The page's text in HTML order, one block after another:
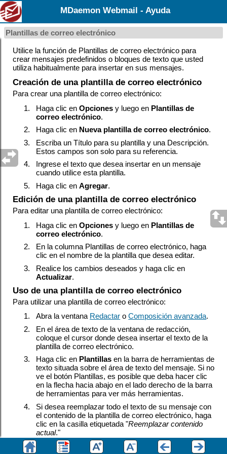
MDaemon Webmail - Ayuda
Plantillas de correo electrónico
Utilice la función de Plantillas de correo electrónico para
crear mensajes predefinidos o bloques de texto que usted
utiliza habitualmente para insertar en sus mensajes.
Creación de una plantilla de correo electrónico
Para crear una plantilla de correo electrónico:
1.
Haga clic enOpciones y luego en Plantillas de
correo electrónico.
2.
Haga clic en Nueva plantilla de correo electrónico.
3.
Escriba un Título para su plantilla y una Descripción.
Estos campos son solo para su referencia.
4.
Ingrese el texto que desea insertar en un mensaje
cuando utilice esta plantilla.
5.
Haga clic enAgregar.
Edición de una plantilla de correo electrónico
Para editar una plantilla de correo electrónico:
1.
Haga clic enOpciones y luego en Plantillas de
correo electrónico.
2.
En la columna Plantillas de correo electrónico, haga
clic en el nombre de la plantilla que desea editar.
3.
Realice los cambios deseados y haga clic en
Actualizar.
Uso de una plantilla de correo electrónico
Para utilizar una plantilla de correo electrónico:
1.
Abra la ventana Redactar oComposición avanzada.
2.
En el área de texto de la ventana de redacción,
coloque el cursor donde desea insertar el texto de la
plantilla de correo electrónico.
3.
Haga clic en Plantillas en la barra de herramientas de
texto situada sobre el área de texto del mensaje. Si no
ve el botón Plantillas, es posible que deba hacer clic
en la flecha hacia abajo en el lado derecho de la barra
de herramientas para ver más herramientas.
4.
Si desea reemplazar todo el texto de su mensaje con
el contenido de la plantilla de correo electrónico, haga
clic en la casilla etiquetada "Reemplazar contenido
actual."
5.
Haga clic en la plantilla de correo electrónico